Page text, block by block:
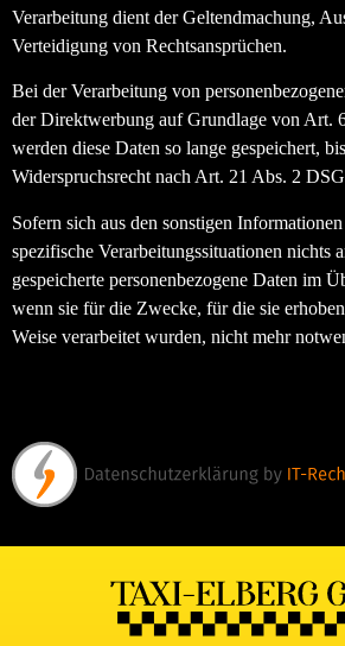
Verarbeitung dient der Geltendmachung,
Verteidigung von Rechtsansprüchen.
Bei der Verarbeitung von
der Direktwerbung auf Grundlage von Art.
werden diese Daten so lange gespeichert,
Widerspruchsrecht nach Art. 21 Abs. 2
Sofern sich aus den sonstigen
spezifische Verarbeitungssituationen nichts
gespeicherte personenbezogene Daten im
wenn sie für die Zwecke, für die sie
Weise verarbeitet wurden, nicht mehr
Google Maps